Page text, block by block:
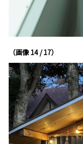
（画像 14 / 17）